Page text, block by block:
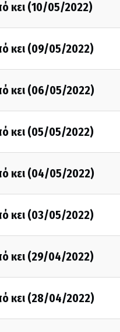
κει (10/05/2022)
κει (09/05/2022)
κει (06/05/2022)
κει (05/05/2022)
κει (04/05/2022)
κει (03/05/2022)
κει (29/04/2022)
κει (28/04/2022)